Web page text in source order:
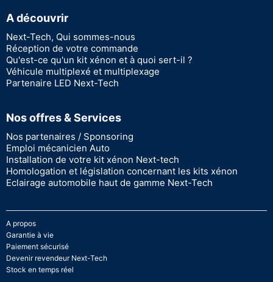
A découvrir
Next-Tech, Qui sommes-nous
Réception de votre commande
Qu'est-ce qu'un kit xénon et à quoi sert-il ?
Véhicule multiplexé et multiplexage
Partenaire LED Next-Tech
Nos offres & Services
Nos partenaires / Sponsoring
Emploi mécanicien Auto
Installation de votre kit xénon Next-tech
Homologation et législation concernant les kits xénon
Eclairage automobile haut de gamme Next-Tech
A propos
Garantie à vie
Paiement sécurisé
Devenir revendeur Next-Tech
Stock en temps réel